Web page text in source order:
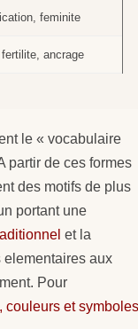
feminite
ancrage
le « vocabulaire
partir de ces formes
des motifs de plus
portant une
et la
elementaires aux
Pour
couleurs et symboles